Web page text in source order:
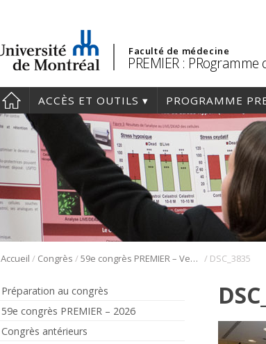
Faculté de médecine
PREMIER :
ACCÈS ET OUTILS PROGRAMME
Accueil / Congrès / 59e congrès PREMIER – Vendredi 30 Janvier 2026 / DSC_3835
Préparation au congrès
59e congrès PREMIER – 2026
Congrès antérieurs